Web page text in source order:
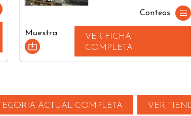
Conteos
Muestra
VER FICHA
COMPLETA
ACTUAL COMPLETA VER